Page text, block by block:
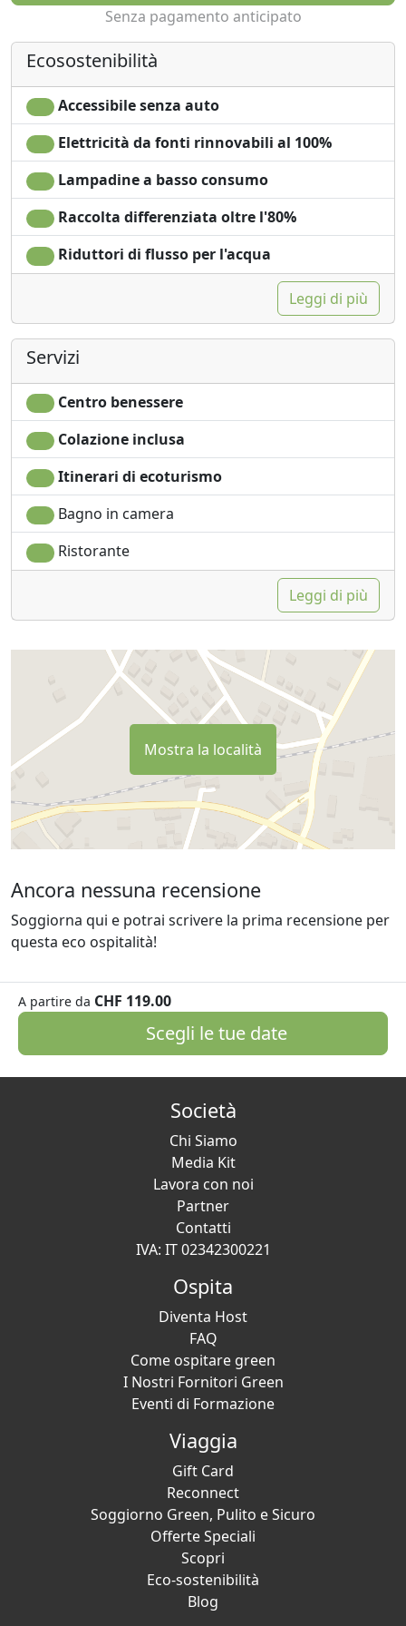
Senza pagamento anticipato
Ecosostenibilità
Accessibile senza auto
Elettricità da fonti rinnovabili al 100%
Lampadine a basso consumo
Raccolta differenziata oltre l'80%
Riduttori di flusso per l'acqua
Leggi di più
Servizi
Centro benessere
Colazione inclusa
Itinerari di ecoturismo
Bagno in camera
Ristorante
Leggi di più
Mostra la località
Ancora nessuna recensione
Soggiorna qui e potrai scrivere la prima recensione per
questa eco ospitalità!
A partire da CHF 119.00
Scegli le tue date
Società
Chi Siamo
Media Kit
Lavora con noi
Partner
Contatti
IVA: IT 02342300221
Ospita
Diventa Host
FAQ
Come ospitare green
I Nostri Fornitori Green
Eventi di Formazione
Viaggia
Gift Card
Reconnect
Soggiorno Green, Pulito e Sicuro
Offerte Speciali
Scopri
Eco-sostenibilità
Blog